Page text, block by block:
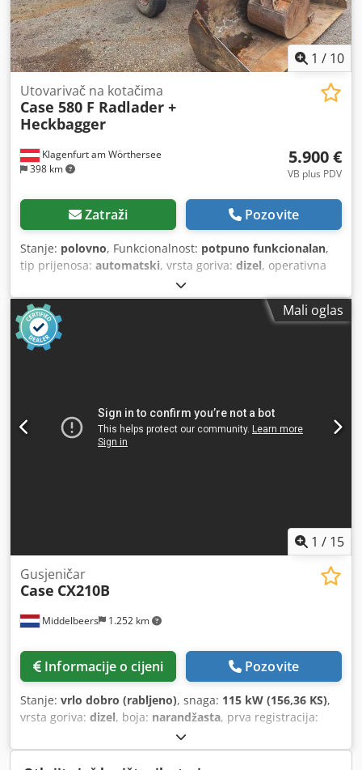
1 / 10
Klagenfurt am Wörthersee
398 km
Utovarivač na kotačima
Case 580 F Radlader +
Heckbagger
5.900 €
VB plus PDV
Zatraži Pozovite
Stanje: polovno, Funkcionalnost: potpuno funkcionalan,
tip prijenosa: automatski, vrsta goriva: dizel, operativna
, konfiguracija osovina:
registracija:10/1977, Godina izgradnje:1977, Oprema:
hidraulika
Mali oglas
1 / 15
Middelbeers 1.252 km
Gusjeničar
Case CX210B
Informacije o cijeni Pozovite
Stanje: vrlo dobro (rabljeno), snaga: 115 kW (156,36 KS),
vrsta goriva: dizel, boja: narandžasta, prva registracija:
2012